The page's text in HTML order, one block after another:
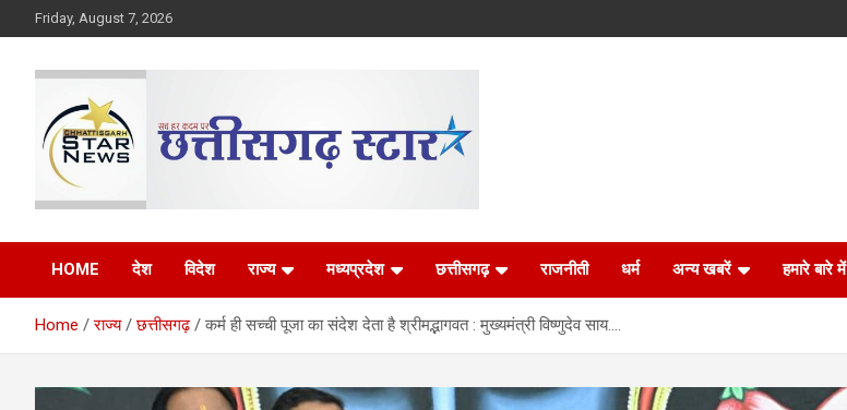
to
Friday, August 7, 2026
Chhattisgarh Star
HOME देश विदेश राज्य मध्यप्रदेश छत्तीसगढ़ राजनीती धर्म अन्य खबरें हमारे बारे में
Home राज्य छत्तीसगढ़ कर्म ही सच्ची पूजा का संदेश देता है श्रीमद्भागवत : मुख्यमंत्री विष्णुदेव साय….